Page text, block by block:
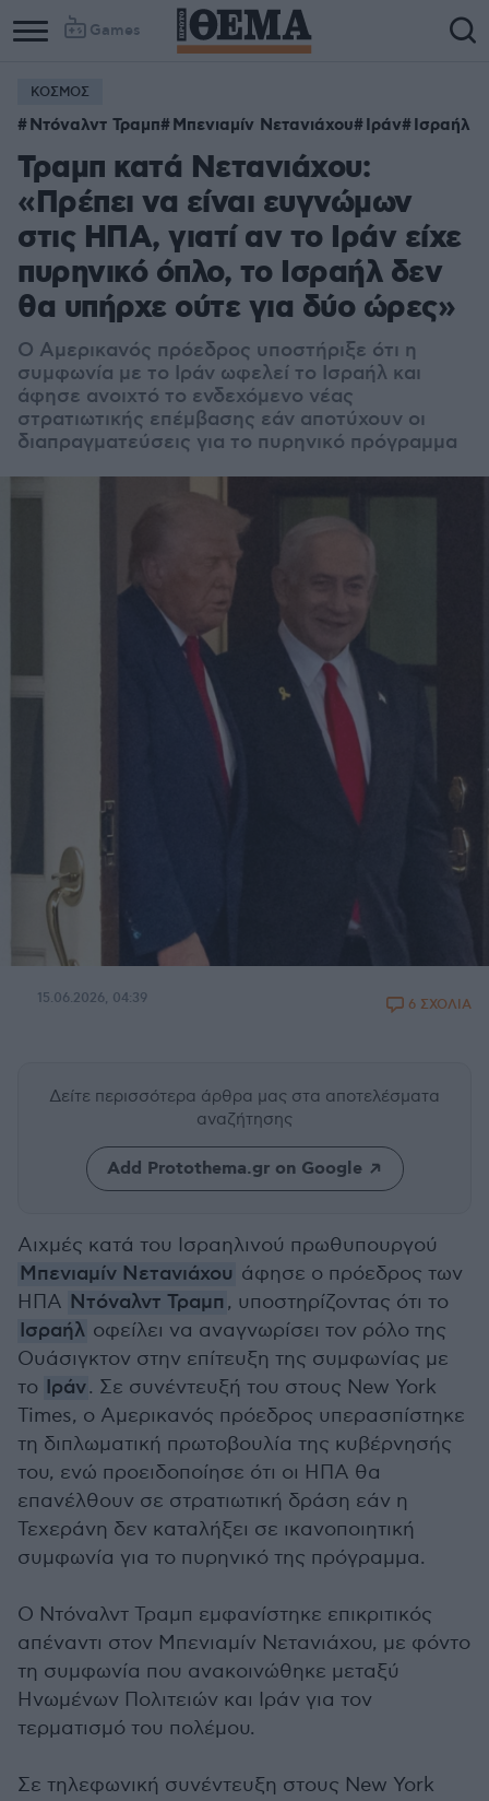
Games
ΚΟΣΜΟΣ
Ντόναλντ Τραμπ Μπενιαμίν Νετανιάχου Ιράν Ισραήλ
Τραμπ κατά Νετανιάχου:
«Πρέπει να είναι ευγνώμων
στις ΗΠΑ, γιατί αν το Ιράν είχε
πυρηνικό όπλο, το Ισραήλ δεν
θα υπήρχε ούτε για δύο ώρες»
Ο Αμερικανός πρόεδρος υποστήριξε ότι η
συμφωνία με το Ιράν ωφελεί το Ισραήλ και
άφησε ανοιχτό το ενδεχόμενο νέας
στρατιωτικής επέμβασης εάν αποτύχουν οι
διαπραγματεύσεις για το πυρηνικό πρόγραμμα
15.06.2026, 04:39 6 ΣΧΟΛΙΑ
Δείτε περισσότερα άρθρα μας στα αποτελέσματα
αναζήτησης
Add Protothema.gr on Google
Αιχμές κατά του Ισραηλινού πρωθυπουργού
Μπενιαμίν Νετανιάχου άφησε ο πρόεδρος των
ΗΠΑ Ντόναλντ Τραμπ , υποστηρίζοντας ότι το
Ισραήλ οφείλει να αναγνωρίσει τον ρόλο της
Ουάσιγκτον στην επίτευξη της συμφωνίας με
το Ιράν. Σε συνέντευξή του στους New York
Times, ο Αμερικανός πρόεδρος υπερασπίστηκε
τη διπλωματική πρωτοβουλία της κυβέρνησής
του, ενώ προειδοποίησε ότι οι ΗΠΑ θα
επανέλθουν σε στρατιωτική δράση εάν η
Τεχεράνη δεν καταλήξει σε ικανοποιητική
συμφωνία για το πυρηνικό της πρόγραμμα.
Ο Ντόναλντ Τραμπ εμφανίστηκε επικριτικός
απέναντι στον Μπενιαμίν Νετανιάχου, με φόντο
τη συμφωνία που ανακοινώθηκε μεταξύ
Ηνωμένων Πολιτειών και Ιράν για τον
τερματισμό του πολέμου.
Σε τηλεφωνική συνέντευξη στους New York